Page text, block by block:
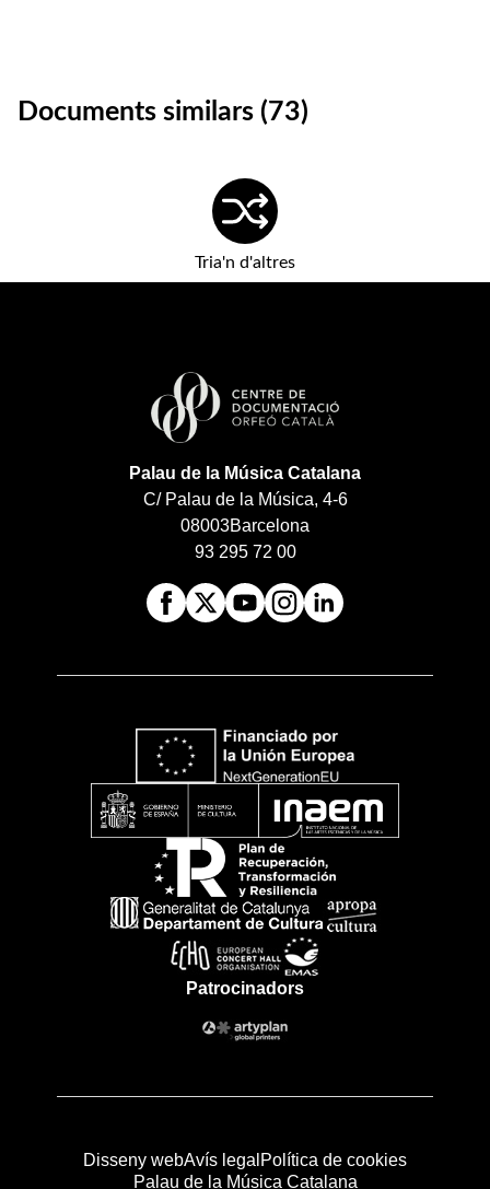
Documents similars (73)
Tria'n d'altres
Palau de la Música Catalana
C/ Palau de la Música, 4-6
08003Barcelona
93 295 72 00
Patrocinadors
Disseny webAvís legal Política de cookies
Palau de la Música Catalana